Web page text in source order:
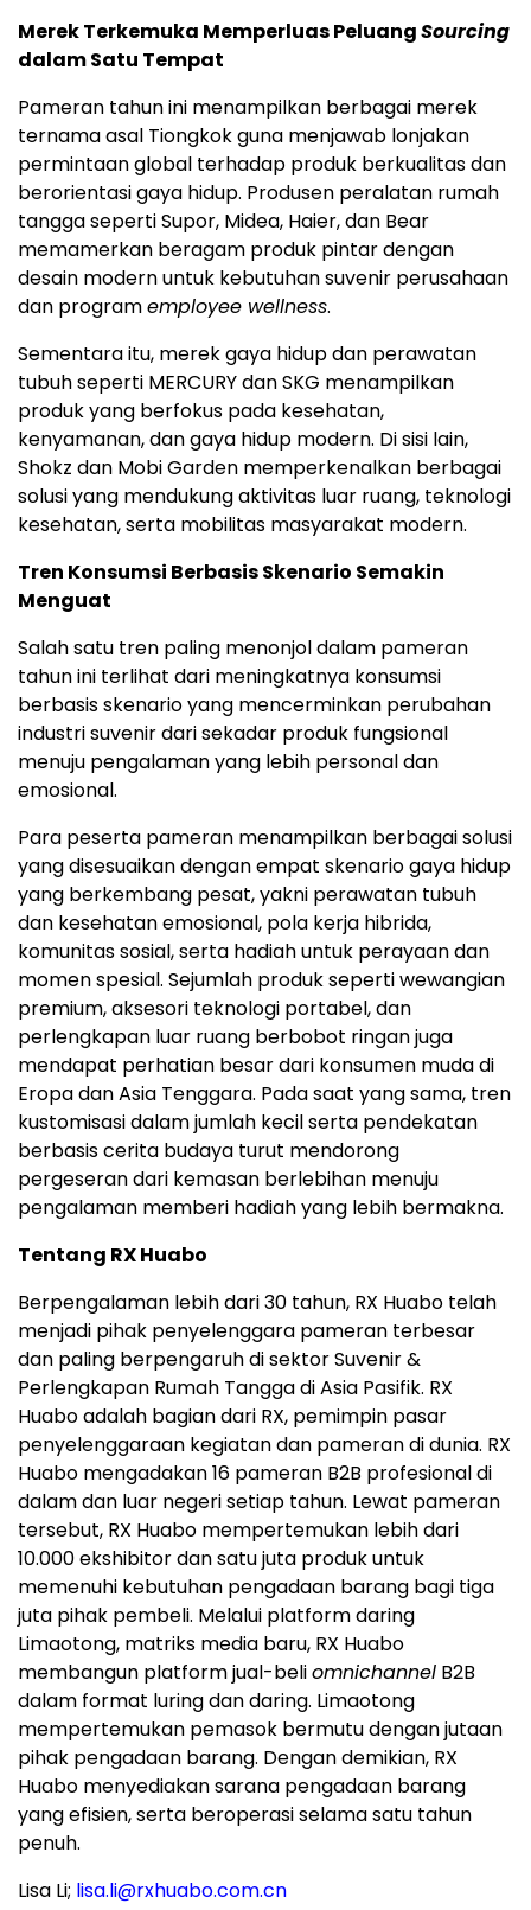
Merek Terkemuka Memperluas PeluangSourcing
dalam Satu Tempat
Pameran tahun ini menampilkan berbagai merek
ternama asal Tiongkok guna menjawab lonjakan
permintaan global terhadap produk berkualitas dan
berorientasi gaya hidup. Produsen peralatan rumah
tangga seperti Supor, Midea, Haier, dan Bear
memamerkan beragam produk pintar dengan
desain modern untuk kebutuhan suvenir perusahaan
dan programemployee wellness.
Sementara itu, merek gaya hidup dan perawatan
tubuh seperti MERCURY dan SKG menampilkan
produk yang berfokus pada kesehatan,
kenyamanan, dan gaya hidup modern. Di sisi lain,
Shokz dan Mobi Garden memperkenalkan berbagai
solusi yang mendukung aktivitas luar ruang, teknologi
kesehatan, serta mobilitas masyarakat modern.
Tren Konsumsi Berbasis Skenario Semakin
Menguat
Salah satu tren paling menonjol dalam pameran
tahun ini terlihat dari meningkatnya konsumsi
berbasis skenario yang mencerminkan perubahan
industri suvenir dari sekadar produk fungsional
menuju pengalaman yang lebih personal dan
emosional.
Para peserta pameran menampilkan berbagai solusi
yang disesuaikan dengan empat skenario gaya hidup
yang berkembang pesat, yakni perawatan tubuh
dan kesehatan emosional, pola kerja hibrida,
komunitas sosial, serta hadiah untuk perayaan dan
momen spesial. Sejumlah produk seperti wewangian
premium, aksesori teknologi portabel, dan
perlengkapan luar ruang berbobot ringan juga
mendapat perhatian besar dari konsumen muda di
Eropa dan Asia Tenggara. Pada saat yang sama, tren
kustomisasi dalam jumlah kecil serta pendekatan
berbasis cerita budaya turut mendorong
pergeseran dari kemasan berlebihan menuju
pengalaman memberi hadiah yang lebih bermakna.
Tentang RX Huabo
Berpengalaman lebih dari 30 tahun, RX Huabo telah
menjadi pihak penyelenggara pameran terbesar
dan paling berpengaruh di sektor Suvenir &
Perlengkapan Rumah Tangga di Asia Pasifik. RX
Huabo adalah bagian dari RX, pemimpin pasar
penyelenggaraan kegiatan dan pameran di dunia. RX
Huabo mengadakan 16 pameran B2B profesional di
dalam dan luar negeri setiap tahun. Lewat pameran
tersebut, RX Huabo mempertemukan lebih dari
10.000 ekshibitor dan satu juta produk untuk
memenuhi kebutuhan pengadaan barang bagi tiga
juta pihak pembeli. Melalui platform daring
Limaotong, matriks media baru, RX Huabo
membangun platform jual-beliomnichannel B2B
dalam format luring dan daring. Limaotong
mempertemukan pemasok bermutu dengan jutaan
pihak pengadaan barang. Dengan demikian, RX
Huabo menyediakan sarana pengadaan barang
yang efisien, serta beroperasi selama satu tahun
penuh.
Lisa Li; lisa.li@rxhuabo.com.cn